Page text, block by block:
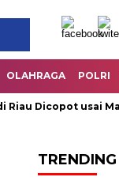
OLAHRAGA POLRI
Dicopot usai
TRENDING